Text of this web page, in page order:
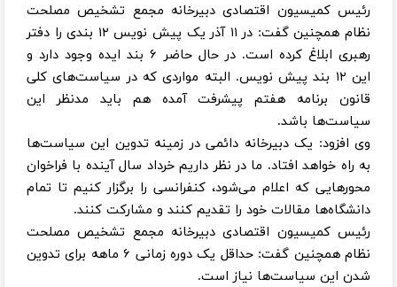
رئیس کمیسیون اقتصادی دبیرخانه مجمع تشخیص مصلحت
نظام همچنین گفت: در ۱۱ آذر یک پیش نویس ۱۲ بندی را دفتر
رهبری ابلاغ کرده است. در حال حاضر ۶ بند ایده وجود دارد و
این ۱۲ بند پیش نویس. البته مواردی که در سیاست‌های کلی
قانون برنامه هفتم پیشرفت آمده هم باید مدنظر این
سیاست‌ها باشد.
وی افزود: یک دبیرخانه دائمی در زمینه تدوین این سیاست‌ها
به راه خواهد افتاد. ما در نظر داریم خرداد سال آینده با فراخوان
محور‌هایی که اعلام می‌شود، کنفرانسی را برگزار کنیم تا تمام
دانشگاه‌ها مقالات خود را تقدیم کنند و مشارکت کنند.
رئیس کمیسیون اقتصادی دبیرخانه مجمع تشخیص مصلحت
نظام همچنین گفت: حداقل یک دوره زمانی ۶ ماهه برای تدوین
شدن این سیاست‌ها نیاز است.